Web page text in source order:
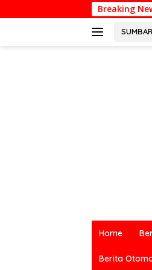
ke
Breaking
INCOILS 2026
terkini
berbagai
Home
Berita